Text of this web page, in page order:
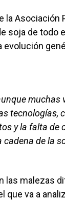
la Asociación
soja de todo
muchas
tecnologías,
y la falta de
de la
las malezas
que va a